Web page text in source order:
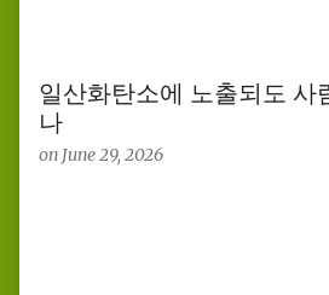
일산화탄소에 노출되도 사
나
on June 29, 2026